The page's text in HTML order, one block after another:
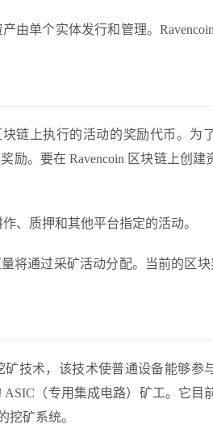
由单个实体发行和管理。
链上执行的活动的奖励代币。为
励。要在 Ravencoin 区块链上创建
、质押和其他平台指定的活动。
将通过采矿活动分配。当前的区块
技术，该技术使普通设备能够参
（专用集成电路）矿工。它目
挖矿系统。